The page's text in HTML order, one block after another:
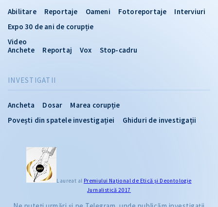
INVESTIGATII
Ancheta Dosar
Marea corupție
Povești din spatele investigației
Ghiduri de investigații
Abilitare Reportaje Oameni Fotoreportaje
Interviuri
Expo 30 de ani de corupție
Video
Anchete
Reportaj Vox Stop-cadru
Laureat al Premiului Naţional de Etică și Deontologie
Jurnalistică 2017